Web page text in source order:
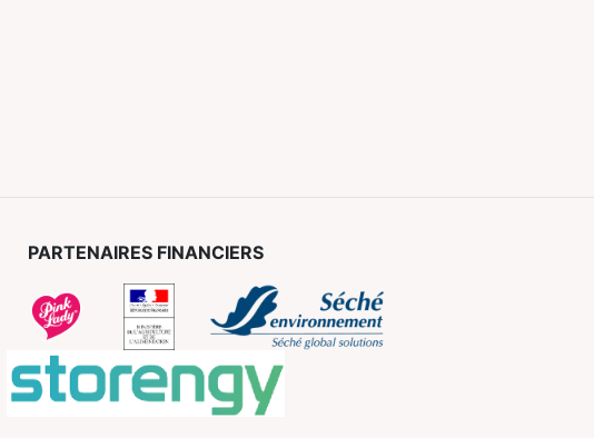
PARTENAIRES FINANCIERS